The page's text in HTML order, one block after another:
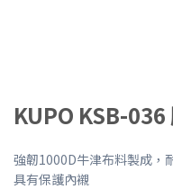
KUPO KSB-
強韌1000D牛津布料製成，
具有保護內襯